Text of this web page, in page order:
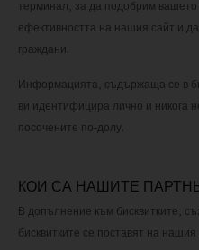
терминал, за да подобрим
ефективността на нашия сайт и
граждани.
Информацията, съдържаща се в
ви идентифицира лично и никога
посочените по-долу.
КОИ СА НАШИТЕ
В допълнение към бисквитките,
бисквитките се поставят на